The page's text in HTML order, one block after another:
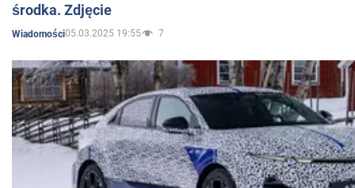
środka. Zdjęcie
Wiadomości05.03.2025 19:55 7